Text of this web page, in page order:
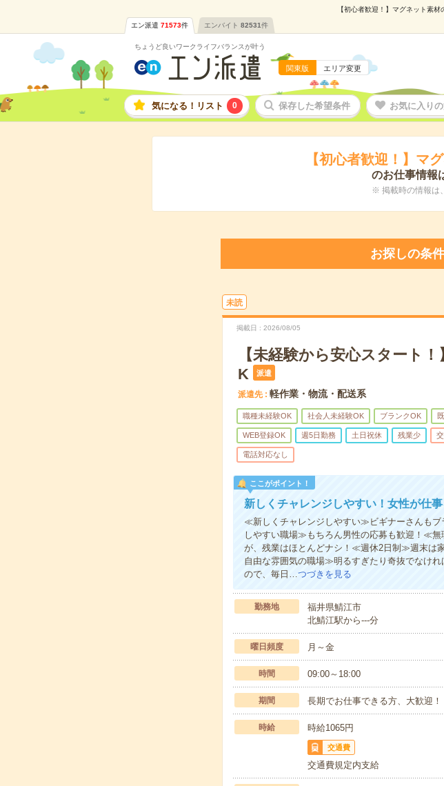
【初心者歓迎！】マグネット素
エン派遣 71573件 エンバイト 82531件
ちょうど良いワークライフバランスが叶う
関東版 エリア変更
気になる！リスト 0 保存した希望条件 お気に入り
【初心者歓迎！】マ
のお仕事情報
※ 掲載時の情報は
お探しの条
未読
掲載日 2026/08/05
【未経験から安心スタート
K
派遣
派遣先 軽作業・物流・配送系
職種未経験OK 社会人未経験OK ブランクOK
WEB登録OK 週5日勤務 土日祝休 残業少
電話対応なし
ここがポイント！
新しくチャレンジしやすい！女性が仕事
≪新しくチャレンジしやすい≫ビギナーさんも
しやすい職場≫もちろん男性の応募も歓迎！≪
が、残業はほとんどナシ！≪週休2日制≫週末は
自由な雰囲気の職場≫明るすぎたり奇抜でなけ
ので、毎日…つづきを見る
勤務地
福井県鯖江市
北鯖江駅から---分
曜日頻度 月～金
時間 09:00～18:00
期間 長期でお仕事できる方、大歓迎！
時給 時給1065円
交通費
交通費規定内支給